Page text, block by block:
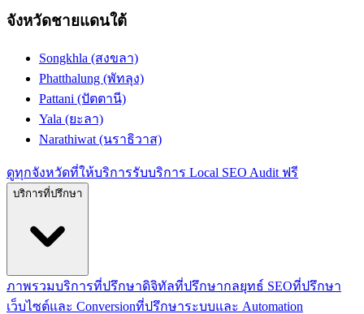
จังหวัดชายแดนใต้
Songkhla (สงขลา)
Phatthalung (พัทลุง)
Pattani (ปัตตานี)
Yala (ยะลา)
Narathiwat (นราธิวาส)
ดูทุกจังหวัดที่ให้บริการรับบริการ Local SEO Audit ฟรี
บริการที่ปรึกษา
ภาพรวมบริการที่ปรึกษาดิจิทัลที่ปรึกษากลยุทธ์ SEOที่ปรึกษา
เว็บไซต์และ Conversionที่ปรึกษาระบบและ Automation